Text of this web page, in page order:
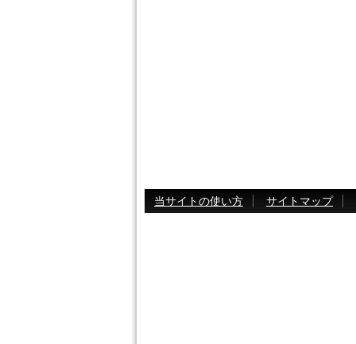
当サイトの使い方 サイトマップ